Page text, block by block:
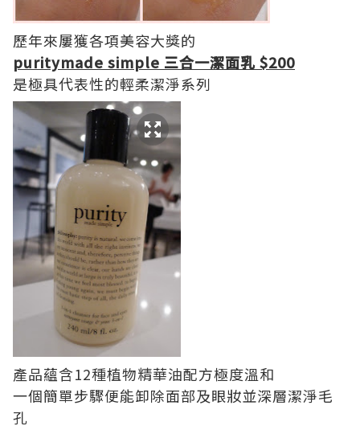
歷年來屢獲各項美容大獎的
puritymade simple 三合一潔面乳$200
是極具代表性的輕柔潔淨系列
產品蘊含12種植物精華油配方極度溫和
一個簡單步驟便能卸除面部及眼妝並深層潔淨毛
孔